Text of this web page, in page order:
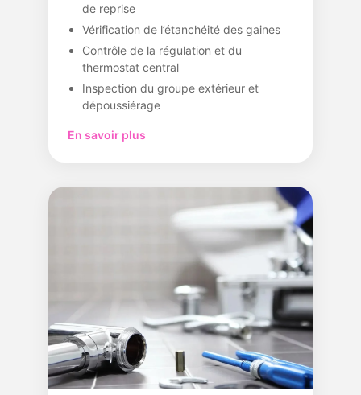
de reprise
Vérification de l’étanchéité des gaines
Contrôle de la régulation et du
thermostat central
Inspection du groupe extérieur et
dépoussiérage
En savoir plus